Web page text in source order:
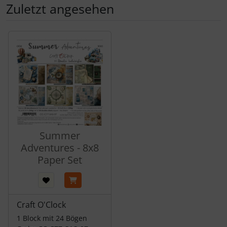
Zuletzt angesehen
Summer
Adventures - 8x8
Paper Set
Craft O'Clock
1 Block mit 24 Bögen